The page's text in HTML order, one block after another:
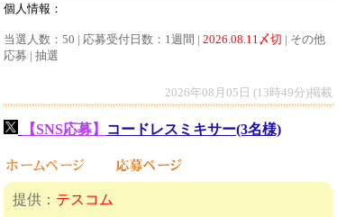
個人情報：
当選人数：50 | 応募受付日数：1週間 | 2026.08.11〆切 | その他
応募 | 抽選
2026年08月05日 (13時49分)掲載
【SNS応募】 コードレスミキサー(3名様)
提供： テスコム